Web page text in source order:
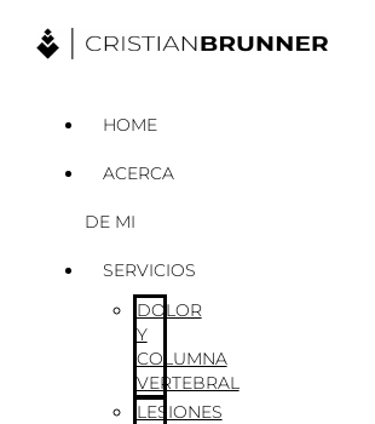
HOME
ACERCA
DE MI
SERVICIOS
DOLOR
Y
COLUMNA
VERTEBRAL
LESIONES